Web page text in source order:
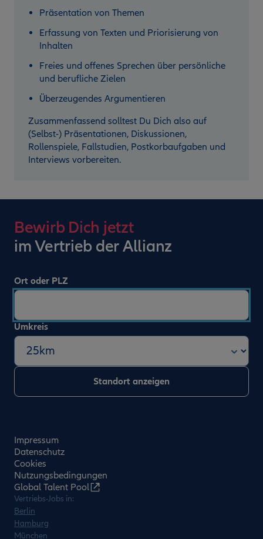
Präsentation von Themen
Erfassung von Texten und Priorisierung von
Inhalten
Freies und offenes Sprechen über persönliche
und berufliche Zielen
Überzeugendes Argumentieren
Zusammenfassend solltest Du Dich also auf
(Selbst-) Präsentationen, Diskussionen,
Rollenspiele, Fallstudien, Postkorbaufgaben und
Interviews vorbereiten.
Bewirb Dich jetzt
im Vertrieb der Allianz
Ort oder PLZ
Umkreis
Impressum
Datenschutz
Cookies
Nutzungsbedingungen
Global Talent Pool
Vertriebs-Jobs in:
Berlin
Hamburg
München